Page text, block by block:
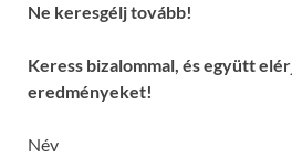
Ne keresgélj tovább!
Keress bizalommal, és együtt
eredményeket!
Név